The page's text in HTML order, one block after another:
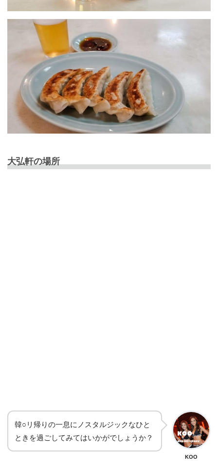
大弘軒の場所
韓○リ帰りの一息にノスタルジックなひと
ときを過ごしてみてはいかがでしょうか？
KOO